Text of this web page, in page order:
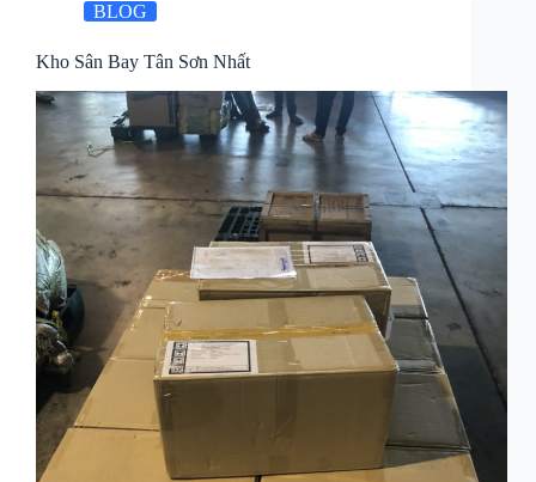
BLOG
Kho Sân Bay Tân Sơn Nhất